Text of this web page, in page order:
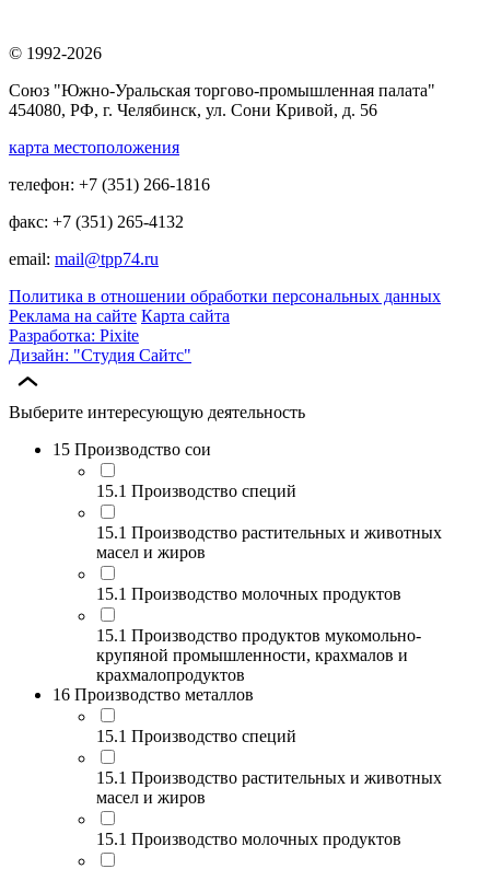
© 1992-2026
Союз "Южно-Уральская торгово-промышленная палата"
454080, РФ, г. Челябинск, ул. Сони Кривой, д. 56
карта местоположения
телефон: +7 (351) 266-1816
факс: +7 (351) 265-4132
email: mail@tpp74.ru
Политика в отношении обработки персональных данных
Реклама на сайте Карта сайта
Разработка: Pixite
Дизайн: "Студия Сайтс"
Выберите интересующую деятельность
15 Производство сои
15.1 Производство специй
15.1 Производство растительных и животных
масел и жиров
15.1 Производство молочных продуктов
15.1 Производство продуктов мукомольно-
крупяной промышленности, крахмалов и
крахмалопродуктов
16 Производство металлов
15.1 Производство специй
15.1 Производство растительных и животных
масел и жиров
15.1 Производство молочных продуктов